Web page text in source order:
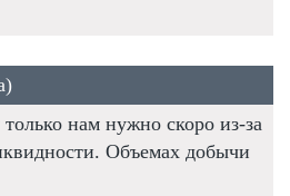
нам нужно скоро из-за
Объемах добычи